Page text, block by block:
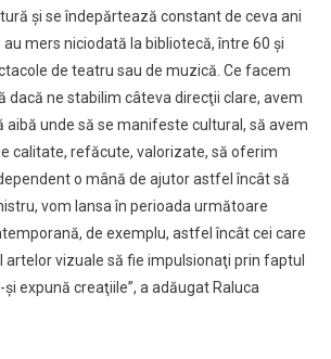
şi se îndepărtează constant de ceva ani
au mers niciodată la bibliotecă, între 60 şi
de teatru sau de muzică. Ce facem
dacă ne stabilim câteva direcţii clare, avem
aibă unde să se manifeste cultural, să avem
calitate, refăcute, valorizate, să oferim
o mână de ajutor astfel încât să
vom lansa în perioada următoare
de exemplu, astfel încât cei care
artelor vizuale să fie impulsionaţi prin faptul
expună creaţiile”, a adăugat Raluca